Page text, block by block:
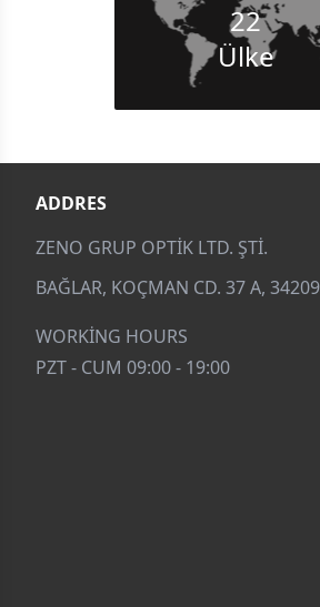
22
Ülke
ADDRES
ZENO GRUP OPTIK LTD. ŞTI.
BAĞLAR, KOÇMAN CD. 37 A,
WORKING HOURS
PZT - CUM 09:00 - 19:00